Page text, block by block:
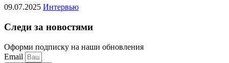
09.07.2025 Интервью
Следи за новостями
Оформи подписку на наши обновления
Email